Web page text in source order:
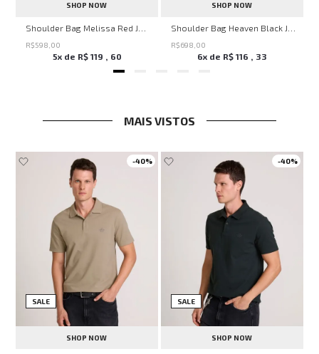
SHOP NOW
R$598 00
5x de R$ 119 , 60
SHOP NOW
R$698 00
6x de R$ 116 , 33
MAIS VISTOS
-40%
SALE
SHOP NOW
-40%
SALE
SHOP NOW